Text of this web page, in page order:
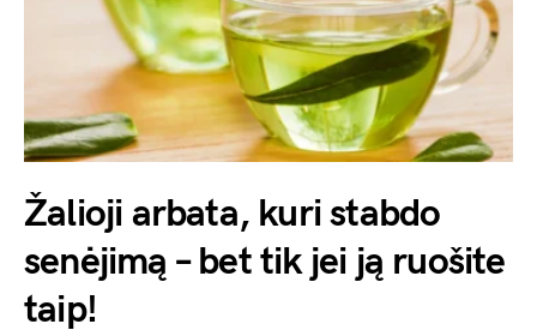
Žalioji arbata, kuri stabdo
senėjimą – bet tik jei ją ruošite
taip!